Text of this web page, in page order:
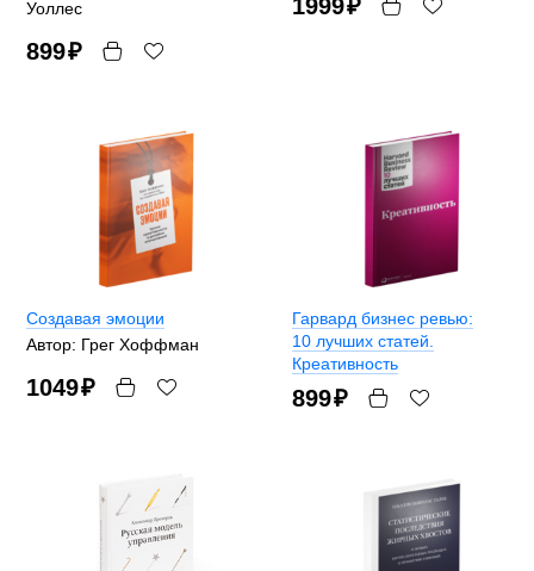
Уоллес
899₽
1999₽
Создавая эмоции
Автор: Грег Хоффман
1049₽
Гарвард бизнес ревью:
10 лучших статей.
Креативность
899₽